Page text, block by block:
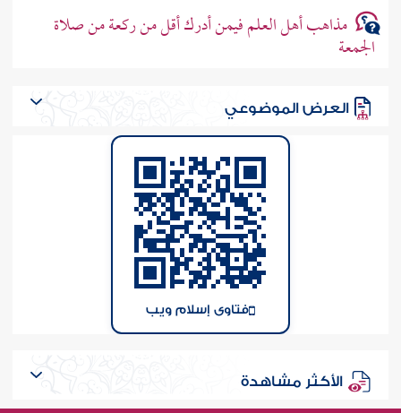
مذاهب أهل العلم فيمن أدرك أقل من ركعة من صلاة
الجمعة
العرض الموضوعي
فتاوى إسلام ويب
الأكثر مشاهدة